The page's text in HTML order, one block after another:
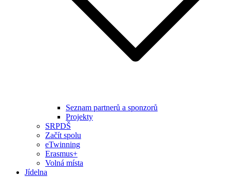
Seznam partnerů a sponzorů
Projekty
SRPDŠ
Začít spolu
eTwinning
Erasmus+
Volná místa
Jídelna